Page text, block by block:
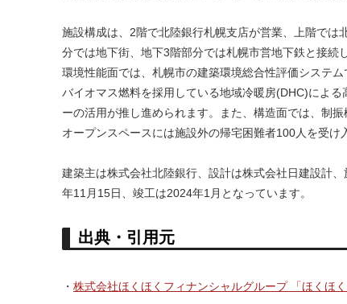
施設構成は、2階で北陸銀行札幌支店が営業、上階で
分では地下街、地下3階部分では札幌市営地下鉄と接続
環境性能面では、札幌市の建築環境総合性評価システ
バイオマス燃料を採用している地域冷暖房(DHC)によ
ーの活用が推し進められます。また、構造面では、制
オープンスペースには施設外の帰宅困難者100人を受け
建築主は株式会社北陸銀行、設計は株式会社日建設計
年11月15日、竣工は2024年1月となっています。
出典・引用元
・ 株式会社ほくほくフィナンシャルグループ 「ほくほ